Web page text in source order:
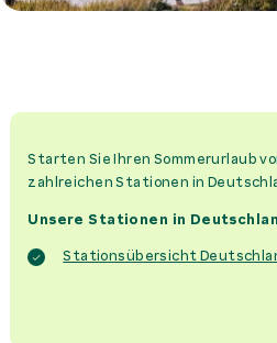
Starten Sie Ihren Sommerurlaub
zahlreichen Stationen in
Unsere Stationen in
Stationsübersicht